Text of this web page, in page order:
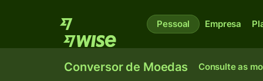
Pessoal Empresa
Conversor de Moedas Consulte as